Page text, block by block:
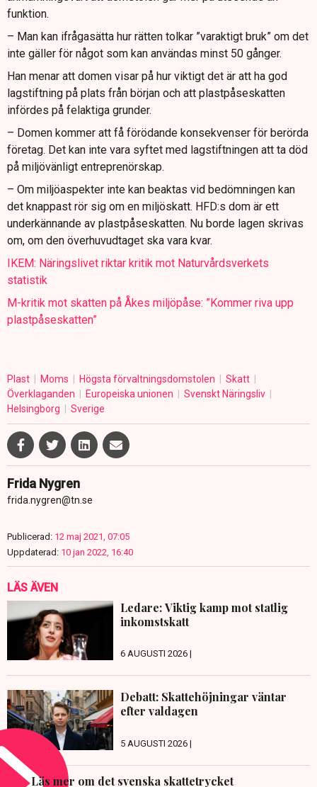
funktion.
– Man kan ifrågasätta hur rätten tolkar ”varaktigt bruk” om det
inte gäller för något som kan användas minst 50 gånger.
Han menar att domen visar på hur viktigt det är att ha god
lagstiftning på plats från början och att plastpåseskatten
infördes på felaktiga grunder.
– Domen kommer att få förödande konsekvenser för berörda
företag. Det kan inte vara syftet med lagstiftningen att ta död
på miljövänligt entreprenörskap.
– Om miljöaspekter inte kan beaktas vid bedömningen kan
det knappast rör sig om en miljöskatt. HFD:s dom är ett
underkännande av plastpåseskatten. Nu borde lagen skrivas
om, om den överhuvudtaget ska vara kvar.
IKEM: Näringslivet riktar kritik mot Naturvårdsverkets
statistik
M-kritik mot skatten på Åkes miljöpåse: ”Kommer riva upp
plastpåseskatten”
Plast Moms Högsta förvaltningsdomstolen
Skatt
Överklaganden
Europeiska unionen
Svenskt Näringsliv
Helsingborg
Sverige
Frida Nygren
frida.nygren@tn.se
Publicerad: 12 maj 2021, 07:05
Uppdaterad: 10 jan 2022, 16:40
LÄS ÄVEN
Ledare: Viktig kamp mot statlig
inkomstskatt
6 AUGUSTI 2026 |
Debatt: Skattehöjningar väntar
efter valdagen
5 AUGUSTI 2026 |
Läs mer om det svenska skattetrycket